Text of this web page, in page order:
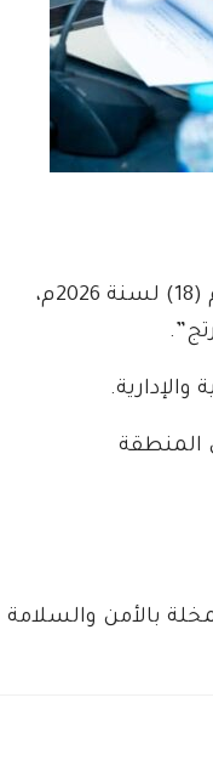
​أصدر والي ولاية البحر الأحمر، الفريق الركن مصطفى محمد نور محمود، أمر الطوارئ رقم (18) لسنة 2026م،
المنطقة
بالأمن والسلامة